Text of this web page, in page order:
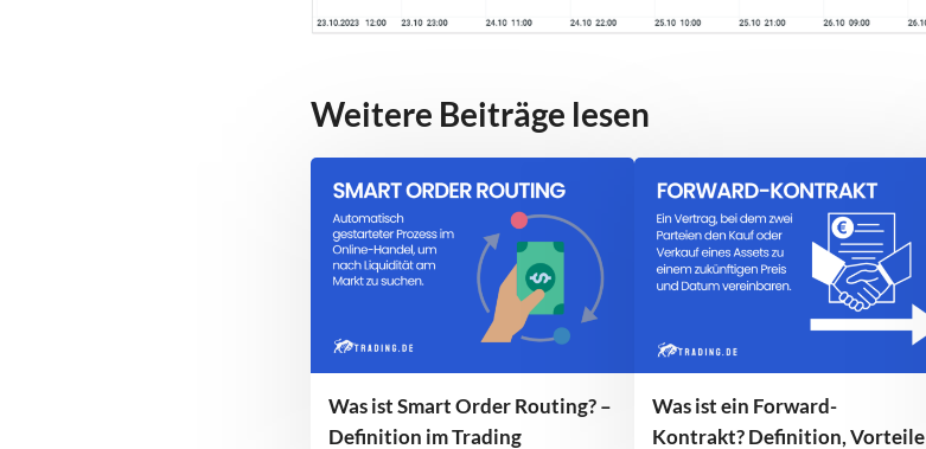
Weitere Beiträge lesen
Was ist Smart Order Routing? –
Definition im Trading
Was ist ein Forward-
Kontrakt? Definition, Vorteile